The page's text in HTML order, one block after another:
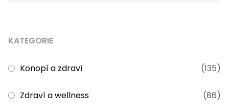
KATEGORIE
Konopí a zdraví (135)
Zdraví a wellness (86)